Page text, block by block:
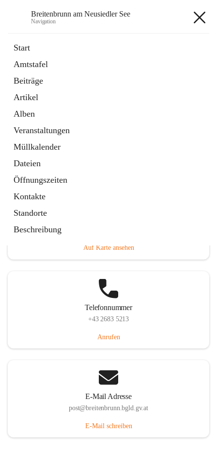
Breitenbrunn am Neusiedler See
Navigation
Start
Amtstafel
Beiträge
Artikel
Alben
Veranstaltungen
Müllkalender
Dateien
Öffnungszeiten
Kontakte
Standorte
Beschreibung
18 Schnellzugriffe
Gemeindeservice
Auf Karte ansehen
Telefonnummer
+43 2683 5213
Anrufen
E-Mail Adresse
post@breitenbrunn.bgld.gv.at
E-Mail schreiben